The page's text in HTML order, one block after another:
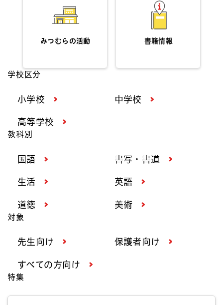
みつむらの活動 書籍情報
学校区分
小学校 中学校
高等学校
教科別
国語 書写・書道
生活 英語
道徳 美術
対象
先生向け 保護者向け
すべての方向け
特集